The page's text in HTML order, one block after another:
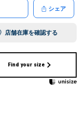
シェア
店舗在庫を確認する
Find your size